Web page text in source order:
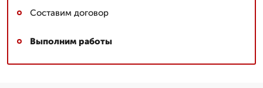
Составим договор
Выполним работы